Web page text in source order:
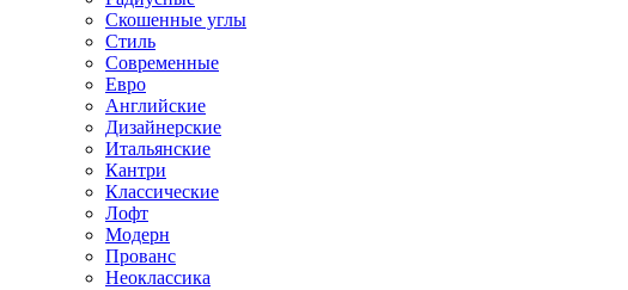
Скошенные углы
Стиль
Современные
Евро
Английские
Дизайнерские
Итальянские
Кантри
Классические
Лофт
Модерн
Прованс
Неоклассика